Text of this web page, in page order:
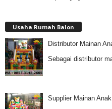
Usaha Rumah Balon
Distributor Mainan
Sebagai distributor
Supplier Mainan Anak